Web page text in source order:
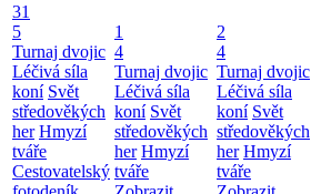
31
5
Turnaj dvojic
Léčivá síla
koní Svět
středověkých
her Hmyzí
tváře
Cestovatelský
1
4
Turnaj dvojic
Léčivá síla
koní Svět
středověkých
her Hmyzí
tváře
2
4
Turnaj dvojic
Léčivá síla
koní Svět
středověkých
her Hmyzí
tváře